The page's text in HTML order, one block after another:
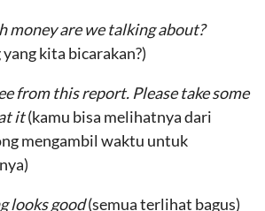
money are we talking about?
kita bicarakan?)
from this report. Please take some
it(kamu bisa melihatnya dari
mengambil waktu untuk
looks good(semua terlihat bagus)